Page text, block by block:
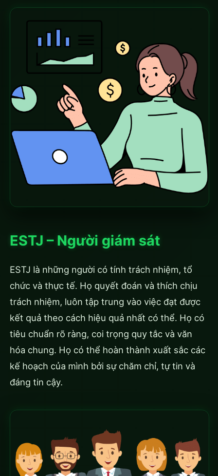
ESTJ – Người giám sát
ESTJ là những người có tính trách nhiệm, tổ
chức và thực tế. Họ quyết đoán và thích chịu
trách nhiệm, luôn tập trung vào việc đạt được
kết quả theo cách hiệu quả nhất có thể. Họ có
tiêu chuẩn rõ ràng, coi trọng quy tắc và văn
hóa chung. Họ có thể hoàn thành xuất sắc các
kế hoạch của mình bởi sự chăm chỉ, tự tin và
đáng tin cậy.